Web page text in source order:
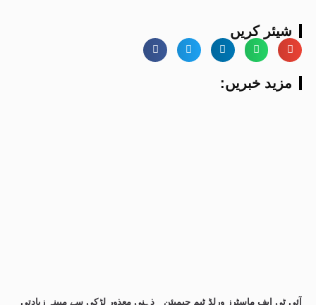
شیئر کریں
:مزید خبریں
ذہنی معذور لڑکی سے مبینہ زیادتی آئی ٹی ایف ماسٹرز ورلڈ ٹیم چیمپئن